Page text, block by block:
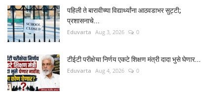
पहिली ते बारावीच्या विद्यार्थ्यांना आठवडाभर सुट्टी;
प्रशासनाचे...
Eduvarta Aug 3, 2026 0
टीईटी परीक्षेचा निर्णय एकटे शिक्षण मंत्री दादा भुसे घेणार...
Eduvarta Aug 4, 2026 0